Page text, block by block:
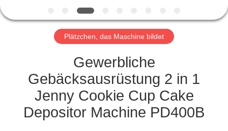
QUALITÄTSKONTROLLE
TRETEN
UNS
VERBINDUNG
Plätzchen, das Maschine bildet
Gewerbliche
Gebäcksausrüstung 2 in 1
Jenny Cookie Cup Cake
Depositor Machine PD400B